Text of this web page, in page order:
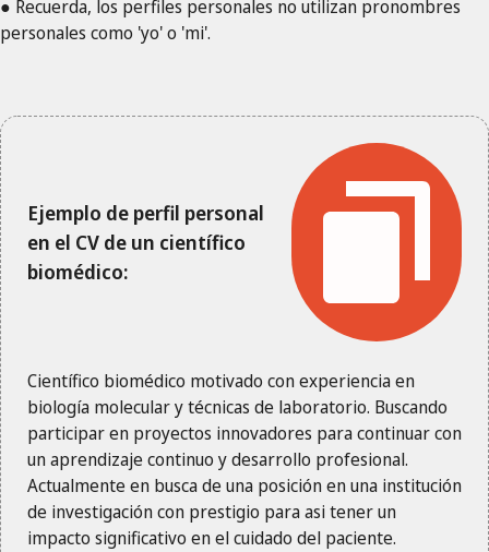
● Recuerda, los perfiles personales no utilizan pronombres
personales como 'yo' o 'mi'.
Ejemplo de perfil personal
en el CV de un científico
biomédico:
Científico biomédico motivado con experiencia en
biología molecular y técnicas de laboratorio. Buscando
participar en proyectos innovadores para continuar con
un aprendizaje continuo y desarrollo profesional.
Actualmente en busca de una posición en una institución
de investigación con prestigio para asi tener un
impacto significativo en el cuidado del paciente.